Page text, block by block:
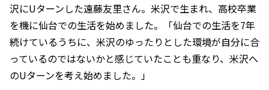
沢にUターンした遠藤友里さん。米沢で生まれ、高校卒業
を機に仙台での生活を始めました。「仙台での生活を7年
続けているうちに、米沢のゆったりとした環境が自分に合
っているのではないかと感じていたことも重なり、米沢へ
のUターンを考え始めました。」